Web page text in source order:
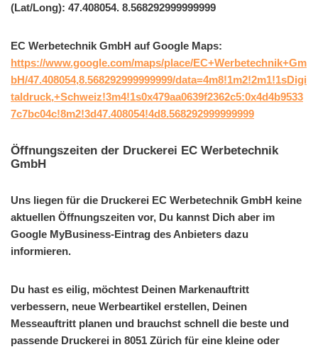
(Lat/Long): 47.408054. 8.568292999999999
EC Werbetechnik GmbH auf Google Maps:
https://www.google.com/maps/place/EC+Werbetechnik+Gm
bH/47.408054,8.568292999999999/data=4m8!1m2!2m1!1sDigi
taldruck,+Schweiz!3m4!1s0x479aa0639f2362c5:0x4d4b9533
7c7bc04c!8m2!3d47.408054!4d8.568292999999999
Öffnungszeiten der Druckerei EC Werbetechnik
GmbH
Uns liegen für die Druckerei EC Werbetechnik GmbH keine
aktuellen Öffnungszeiten vor, Du kannst Dich aber im
Google MyBusiness-Eintrag des Anbieters dazu
informieren.
Du hast es eilig, möchtest Deinen Markenauftritt
verbessern, neue Werbeartikel erstellen, Deinen
Messeauftritt planen und brauchst schnell die beste und
passende Druckerei in 8051 Zürich für eine kleine oder